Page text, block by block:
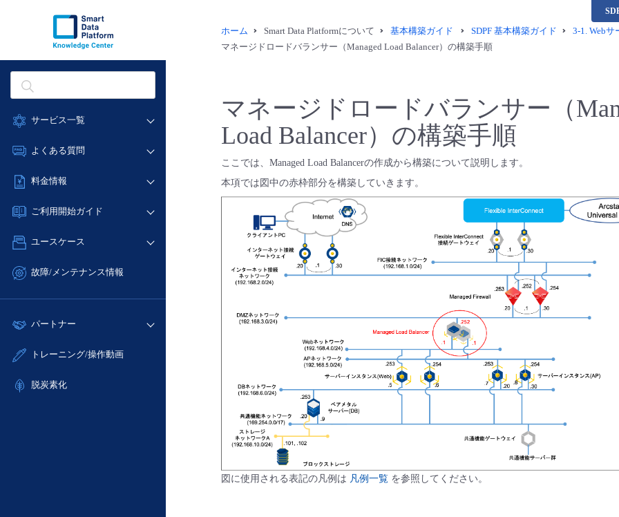
サービス一覧
データ利活用
ネットワーク
IoT
サポート
管理機能
よくある質問
データ利活用
ネットワーク
IoT
サポート
管理機能
すべてのメニューを見る
料金情報
料金シミュレーター
クラウド/サーバー
ネットワーク
サポート
すべてのメニューを見る
ご利用開始ガイド
■ 管理機能
- 初期設定・確認
- ユーザー機能の管理
- APIリファレンス
ユースケース
- バックアップ
- IoT
- ITインフラストラクチャー
故障/メンテナンス情報
サービス稼働状況
故障/メンテナンス履歴
定期メンテナンス
パートナー
販売パートナー向けプログラム
トレーニング/操作動画
脱炭素化
ホーム Smart Data Platformについて 基本構築ガイド SDPF 基本構築ガイド 3-1. Web
マネージドロードバランサー（Managed Load Balancer）の構築手順
マネージドロードバランサー（
Load Balancer）の構築手順
ここでは、Managed Load Balancerの作成から構築について説明します。
本項では図中の赤枠部分を構築していきます。
図に使用される表記の凡例は 凡例一覧 を参照してください。